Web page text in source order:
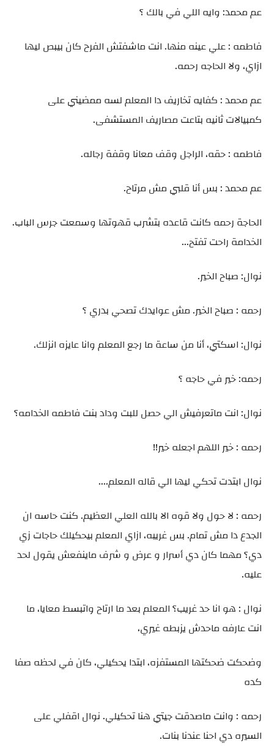
عم محمد: وايه اللي في بالك ؟
فاطمه : علي عينه منها. انت ماشفتش الفرح كان بيبص ليها
ازاي، ولا الحاجه رحمه.
عم محمد : كفايه تخاريف دا المعلم لسه ممضيني على
كمبيالات ثانيه بتاعت مصاريف المستشفى.
فاطمه : حقه، الراجل وقف معانا وقفة رجاله.
عم محمد : بس أنا قلبي مش مرتاح.
الحاجة رحمه كانت قاعده بتشرب قهوتها وسمعت جرس الباب.
الخدامة راحت تفتح...
نوال: صباح الخير.
رحمه : صباح الخير. مش عوايدك تصحي بدري ؟
نوال: اسكتي، أنا من ساعة ما رجع المعلم وانا عايزه انزلك.
رحمه: خير في حاجه ؟
نوال: انت ماتعرفيش الي حصل للبت وداد بنت فاطمه الخدامه؟
رحمه : خير اللهم اجعله خير!!
نوال ابتدت تحكي ليها الي قاله المعلم....
رحمه : لا حول ولا قوه الا بالله العلي العظيم. كنت حاسه ان
الجدع دا مش تمام. بس غريبه، ازاي المعلم بيحكيلك حاجات زي
دي؟ مهما كان دي أسرار و عرض و شرف ماينفعش يقول لحد
عليه.
نوال : هو انا حد غريب؟ المعلم بعد ما ارتاح واتبسط معايا، ما
انت عارفه ماحدش يزبطه غيري،
وضحكت ضحكتها المستفزه، ابتدا يحكيلي، كان في لحظه صفا
كده
رحمه : وانت ماصدقت جيتي هنا تحكيلي. نوال اقفلي على
السيره دي احنا عندنا بنات.